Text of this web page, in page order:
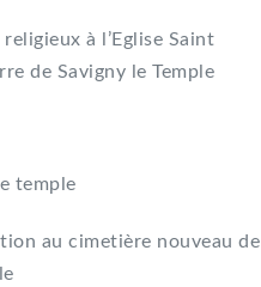
à l’Eglise Saint
de Savigny le Temple
temple
au cimetière nouveau de